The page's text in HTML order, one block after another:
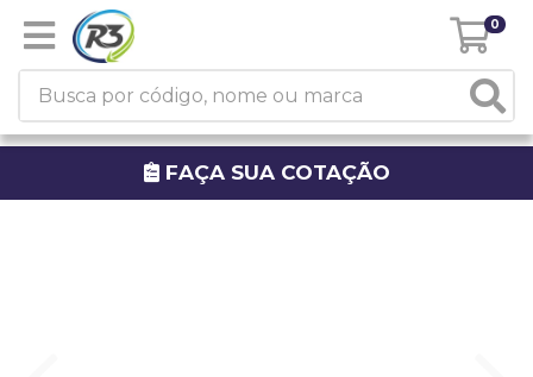
0
FAÇA SUA COTAÇÃO